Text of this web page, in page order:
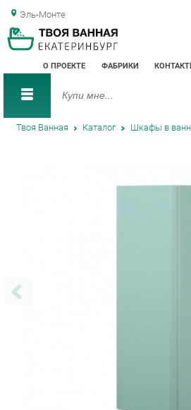
Эль-Монте
О ПРОЕКТЕ ФАБРИКИ КОНТАКТЫ
Твоя Ванная Каталог Шкафы в ванную